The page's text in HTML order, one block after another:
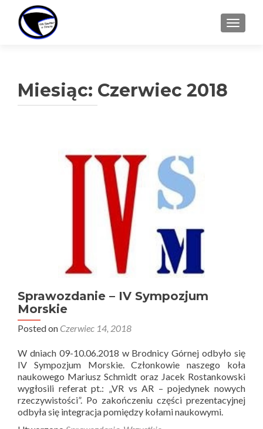
Miesiąc: Czerwiec 2018
Sprawozdanie – IV Sympozjum
Morskie
Posted on Czerwiec 14, 2018
W dniach 09-10.06.2018 w Brodnicy Górnej odbyło się
IV Sympozjum Morskie. Członkowie naszego koła
naukowego Mariusz Schmidt oraz Jacek Rostankowski
wygłosili referat pt.: „VR vs AR – pojedynek nowych
rzeczywistości”. Po zakończeniu części prezentacyjnej
odbyła się integracja pomiędzy kołami naukowymi.